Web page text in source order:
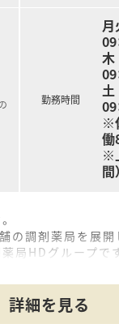
勤務時間
月
09
木
09
土
09
※
働
※
間
の調剤薬局を展開
局HDグループです
詳細を見る